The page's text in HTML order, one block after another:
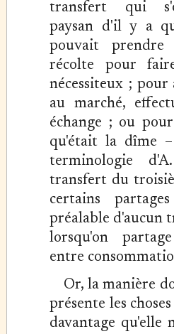
transfert qui
paysan d'il y a
pouvait
récolte pour
nécessiteux ;
au marché,
échange ; ou
qu'était la dîme
terminologie
transfert du
certains
préalable d'aucun
lorsqu'on
entre
Or, la manière
présente les
davantage qu'elle